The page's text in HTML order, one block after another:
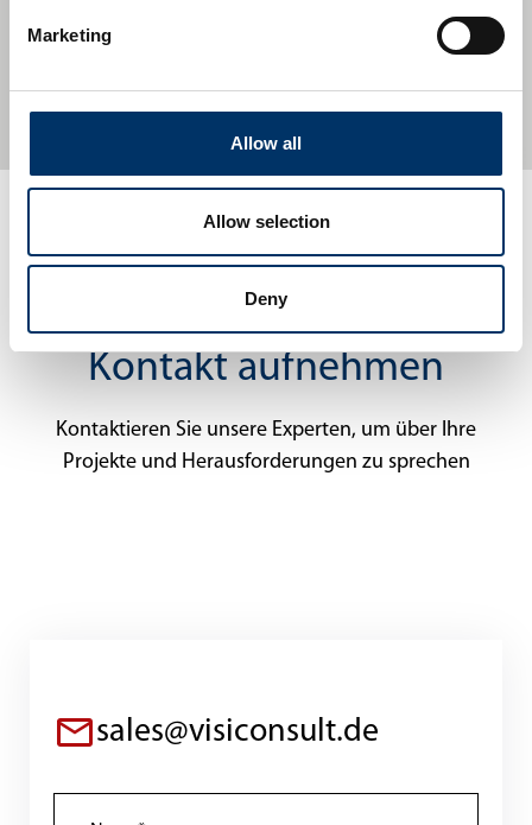
Marketing
Allow all
Allow selection
Deny
Kontakt aufnehmen
Kontaktieren Sie unsere Experten, um über Ihre
Projekte und Herausforderungen zu sprechen
sales@visiconsult.de